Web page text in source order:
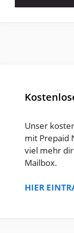
Unser
mit Prepaid
viel mehr
Mailbox.
HIER